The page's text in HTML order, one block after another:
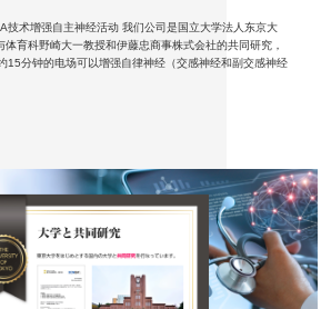
技术增强自主神经活动 我们公司是国立大学法人东京大
育科野崎大一教授和伊藤忠商事株式会社的共同研究，
15分钟的电场可以增强自律神经（交感神经和副交感神经